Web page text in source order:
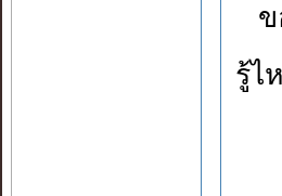
รู้ไ